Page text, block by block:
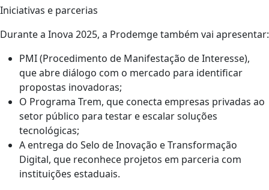
Iniciativas e parcerias
Durante a Inova 2025, a Prodemge também vai apresentar:
PMI (Procedimento de Manifestação de Interesse),
que abre diálogo com o mercado para identificar
propostas inovadoras;
O Programa Trem, que conecta empresas privadas ao
setor público para testar e escalar soluções
tecnológicas;
A entrega do Selo de Inovação e Transformação
Digital, que reconhece projetos em parceria com
instituições estaduais.